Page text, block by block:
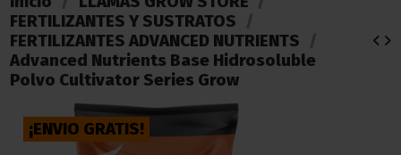
FERTILIZANTES Y SUSTRATOS
FERTILIZANTES ADVANCED NUTRIENTS
Advanced Nutrients Base Hidrosoluble
Polvo Cultivator Series Grow
¡ENVIO GRATIS!